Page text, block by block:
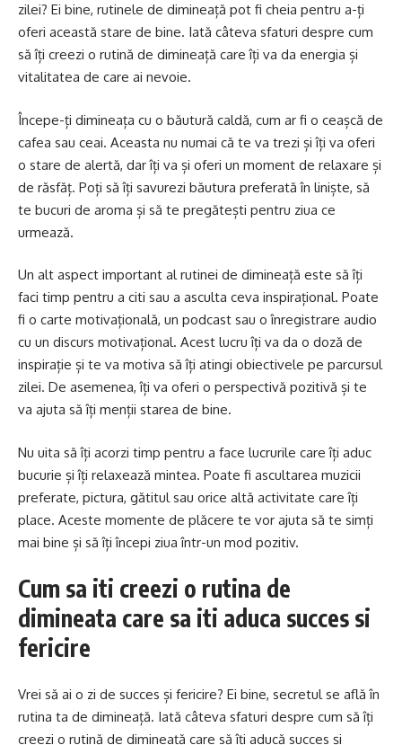
zilei? Ei bine, rutinele de dimineață pot fi cheia pentru a-ți
oferi această stare de bine. Iată câteva sfaturi despre cum
să îți creezi o rutină de dimineață care îți va da energia și
vitalitatea de care ai nevoie.
Începe-ți dimineața cu o băutură caldă, cum ar fi o ceașcă de
cafea sau ceai. Aceasta nu numai că te va trezi și îți va oferi
o stare de alertă, dar îți va și oferi un moment de relaxare și
de răsfăț. Poți să îți savurezi băutura preferată în liniște, să
te bucuri de aroma și să te pregătești pentru ziua ce
urmează.
Un alt aspect important al rutinei de dimineață este să îți
faci timp pentru a citi sau a asculta ceva inspirațional. Poate
fi o carte motivațională, un podcast sau o înregistrare audio
cu un discurs motivațional. Acest lucru îți va da o doză de
inspirație și te va motiva să îți atingi obiectivele pe parcursul
zilei. De asemenea, îți va oferi o perspectivă pozitivă și te
va ajuta să îți menții starea de bine.
Nu uita să îți acorzi timp pentru a face lucrurile care îți aduc
bucurie și îți relaxează mintea. Poate fi ascultarea muzicii
preferate, pictura, gătitul sau orice altă activitate care îți
place. Aceste momente de plăcere te vor ajuta să te simți
mai bine și să îți începi ziua într-un mod pozitiv.
Cum sa iti creezi o rutina de
dimineata care sa iti aduca succes si
fericire
Vrei să ai o zi de succes și fericire? Ei bine, secretul se află în
rutina ta de dimineață. Iată câteva sfaturi despre cum să îți
creezi o rutină de dimineață care să îți aducă succes și